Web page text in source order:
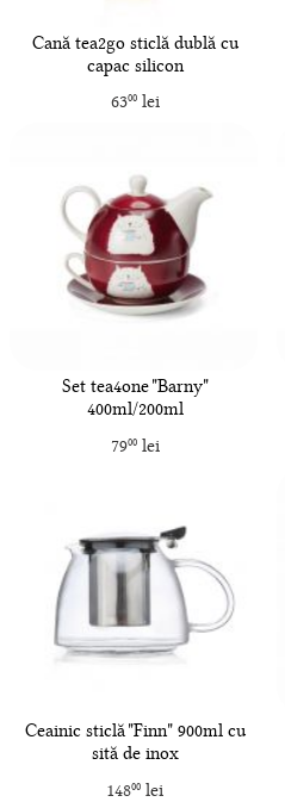
Cană tea2go sticlă dublă cu
capac silicon
6300lei
Set tea4one "Barny"
400ml/200ml
7900lei
Ceainic sticlă "Finn" 900ml cu
sită de inox
14800 lei